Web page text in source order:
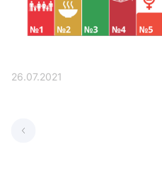
26.07.2021